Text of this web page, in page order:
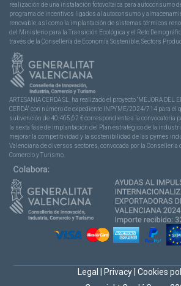
realización de una instalación fotovoltaica para autoconsumo
programa de incentivos ligados al autoconsumo y
renovable, así como la implantación de sistemas térmicos
del Ministerio para la Transición Ecológica y el Reto
través de la Consellería de Economía Sostenible, Sectors
ARTESANIA CERDA SL, ha realizado el proyecto “MEJORA DEL
CERDÁ” con número de expediente INPYME/2024/714 para el
subvención de 40.465,62 € correspondiente a la convocatoria
la sexta fase de implantación del Plan estratégico de la
mejorar la competitividad y la sostenibilidad de las pymes
Valenciana de diversos sectores, convocada por la Conselleria
Comercio y Turismo.
Legal Privacy Cookies